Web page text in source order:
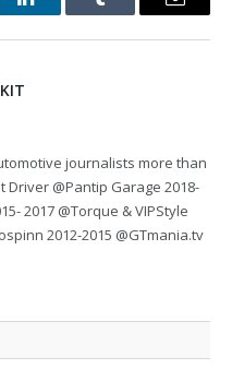
LinkedInTumblr Email
journalists more than
Driver @Pantip Garage 2018-
2017 @Torque & VIPStyle
2012-2015 @GTmania.tv